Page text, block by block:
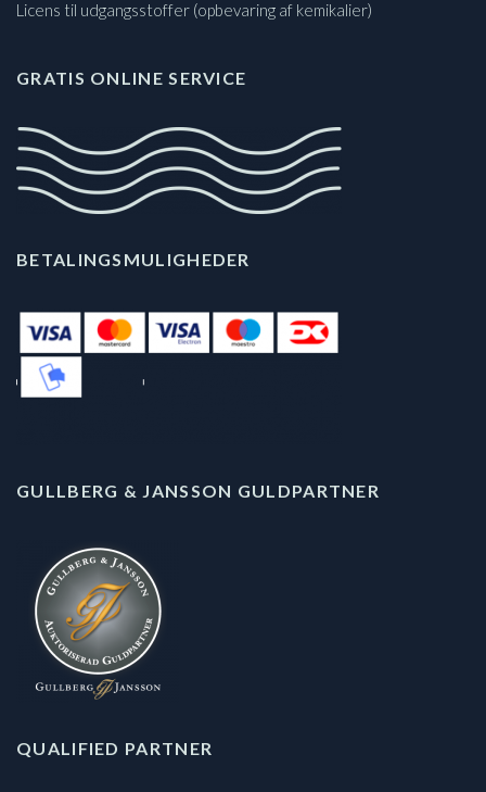
Licens til udgangsstoffer (opbevaring af kemikalier)
GRATIS ONLINE SERVICE
BETALINGSMULIGHEDER
GULLBERG & JANSSON GULDPARTNER
QUALIFIED PARTNER